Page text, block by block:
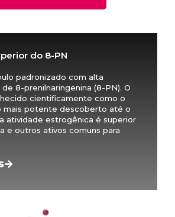
do 8-PN
padronizado com alta
8-prenilnaringenina (8-PN). O
cientificamente como o
mais potente descoberto até o
atividade estrogênica é superior
e outros ativos comuns para